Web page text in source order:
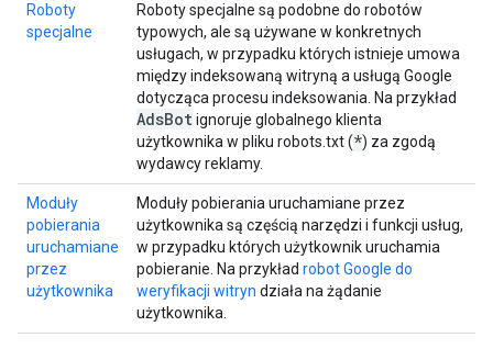
Roboty
specjalne
Roboty specjalne są podobne do robotów
typowych, ale są używane w konkretnych
usługach, w przypadku których istnieje umowa
między indeksowaną witryną a usługą Google
dotycząca procesu indeksowania. Na przykład
AdsBotignoruje globalnego klienta
użytkownika w pliku robots.txt (*) za zgodą
wydawcy reklamy.
Moduły
pobierania
uruchamiane
przez
użytkownika
Moduły pobierania uruchamiane przez
użytkownika są częścią narzędzi i funkcji usług,
w przypadku których użytkownik uruchamia
pobieranie. Na przykład robot Google do
weryfikacji witryn działa na żądanie
użytkownika.